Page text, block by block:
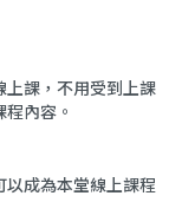
上課，不用受到上課
內容。
成為本堂線上課程